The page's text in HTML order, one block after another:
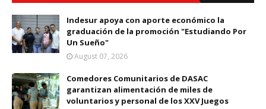
Indesur apoya con aporte económico la
graduación de la promoción "Estudiando Por
Un Sueño"
August 07, 2026
Comedores Comunitarios de DASAC
garantizan alimentación de miles de
voluntarios y personal de los XXV Juegos